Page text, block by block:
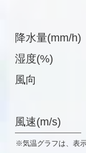
降水量(mm/h)
湿度(%)
風向
風速(m/s)
※気温グラフは、表